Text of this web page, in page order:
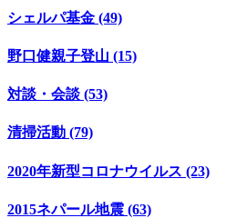
シェルパ基金 (49)
野口健親子登山 (15)
対談・会談 (53)
清掃活動 (79)
2020年新型コロナウイルス (23)
2015ネパール地震 (63)